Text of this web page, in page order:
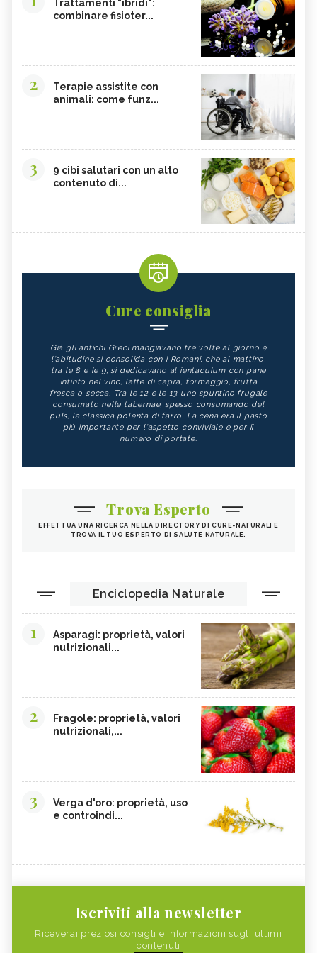
Trattamenti "ibridi":
combinare fisioter...
2
Terapie assistite con
animali: come funz...
3
9 cibi salutari con un alto
contenuto di...
Cure consiglia
Già gli antichi Greci mangiavano tre volte al giorno e
l'abitudine si consolida con i Romani, che al mattino,
tra le 8 e le 9, si dedicavano al ientaculum con pane
intinto nel vino, latte di capra, formaggio, frutta
fresca o secca. Tra le 12 e le 13 uno spuntino frugale
consumato nelle tabernae, spesso consumando del
puls, la classica polenta di farro. La cena era il pasto
più importante per l'aspetto conviviale e per il
numero di portate.
Trova Esperto
EFFETTUA UNA RICERCA NELLA DIRECTORY DI CURE-NATURALI E
TROVA IL TUO ESPERTO DI SALUTE NATURALE.
Enciclopedia Naturale
1
Asparagi: proprietà, valori
nutrizionali...
2
Fragole: proprietà, valori
nutrizionali,...
3
Verga d'oro: proprietà, uso
e controindi...
Iscriviti alla newsletter
Riceverai preziosi consigli e informazioni sugli ultimi
contenuti